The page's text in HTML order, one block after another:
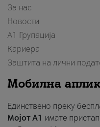
За нас
Новости
А1 Групација
Кариера
Заштита на лични
Мобилна
Единствено преку
Мојот A1 имате